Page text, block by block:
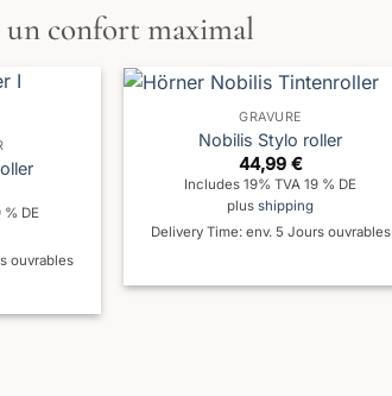
un confort maximal
% DE
ouvrables
GRAVURE
Nobilis Stylo roller
44,99 €
Includes 19% TVA 19 % DE
plusshipping
Delivery Time: env. 5 Jours ouvrables